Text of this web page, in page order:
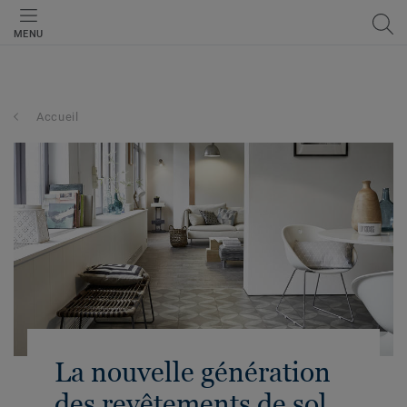
MENU
Accueil
La nouvelle génération